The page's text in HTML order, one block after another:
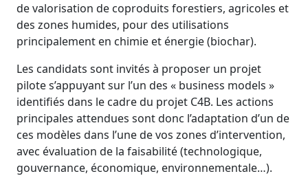
de valorisation de coproduits forestiers, agricoles et
des zones humides, pour des utilisations
principalement en chimie et énergie (biochar).
Les candidats sont invités à proposer un projet
pilote s’appuyant sur l’un des « business models »
identifiés dans le cadre du projet C4B. Les actions
principales attendues sont donc l’adaptation d’un de
ces modèles dans l’une de vos zones d’intervention,
avec évaluation de la faisabilité (technologique,
gouvernance, économique, environnementale…).